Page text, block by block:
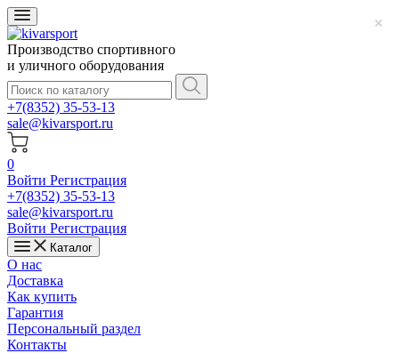
Производство спортивного
и уличного оборудования
+7(8352) 35-53-13
sale@kivarsport.ru
0
Войти Регистрация
+7(8352) 35-53-13
sale@kivarsport.ru
Войти Регистрация
Каталог
О нас
Доставка
Как купить
Гарантия
Персональный раздел
Контакты